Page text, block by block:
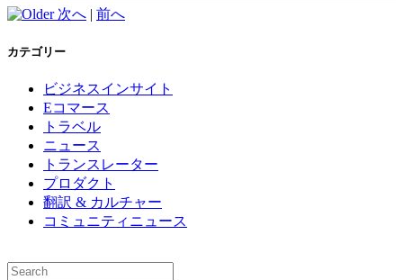
次へ | 前へ
カテゴリー
ビジネスインサイト
Eコマース
トラベル
ニュース
トランスレーター
プロダクト
翻訳 & カルチャー
コミュニティニュース